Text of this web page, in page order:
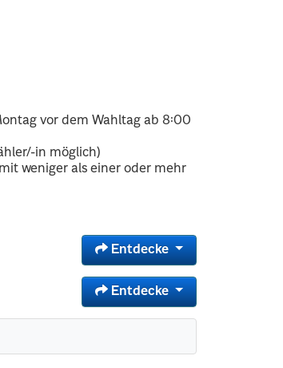
vor dem Wahltag ab 8:00
in möglich)
weniger als einer oder mehr
Entdecke
Entdecke